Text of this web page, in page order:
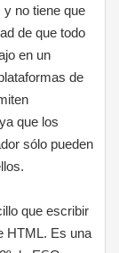
no tiene que
de que todo
en un
de
que los
sólo pueden
que escribir
HTML. Es una